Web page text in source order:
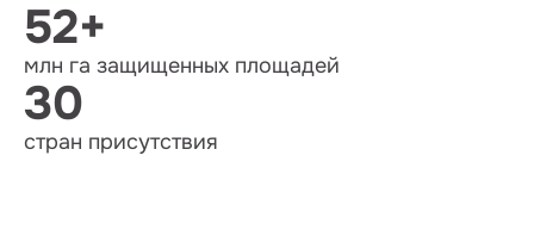
52+
млн га защищенных площадей
30
стран присутствия